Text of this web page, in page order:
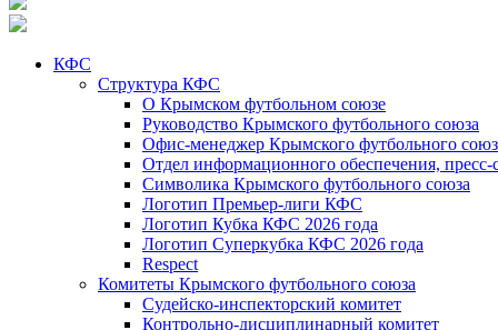
КФС
Структура КФС
О Крымском футбольном союзе
Руководство Крымского футбольного союза
Офис-менеджер Крымского футбольного
Отдел информационного обеспечения, пресс-
Символика Крымского футбольного союза
Логотип Премьер-лиги КФС
Логотип Кубка КФС 2026 года
Логотип Суперкубка КФС 2026 года
Respect
Комитеты Крымского футбольного союза
Судейско-инспекторский комитет
Контрольно-дисциплинарный комитет